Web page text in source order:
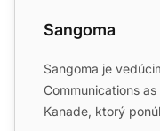
Sangoma
Sangoma je
Communications
Kanade, ktorý